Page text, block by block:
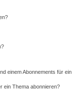
einem Abonnements für ein
ein Thema abonnieren?